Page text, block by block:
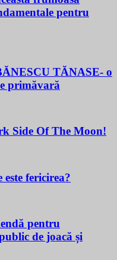
pentru
TĂNASE- o
primăvară
Side Of The Moon!
fericirea?
pentru
de joacă și